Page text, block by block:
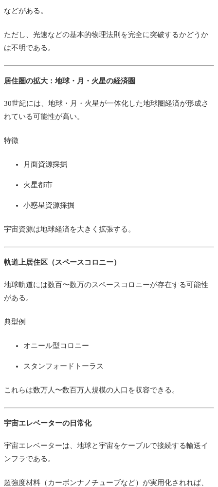
などがある。
ただし、光速などの基本的物理法則を完全に突破するかどうか
は不明である。
居住圏の拡大：地球・月・火星の経済圏
30世紀には、地球・月・火星が一体化した地球圏経済が形成さ
れている可能性が高い。
特徴
月面資源採掘
火星都市
小惑星資源採掘
宇宙資源は地球経済を大きく拡張する。
軌道上居住区（スペースコロニー）
地球軌道には数百〜数万のスペースコロニーが存在する可能性
がある。
典型例
オニール型コロニー
スタンフォードトーラス
これらは数万人〜数百万人規模の人口を収容できる。
宇宙エレベーターの日常化
宇宙エレベーターは、地球と宇宙をケーブルで接続する輸送イ
ンフラである。
超強度材料（カーボンナノチューブなど）が実用化されれば、